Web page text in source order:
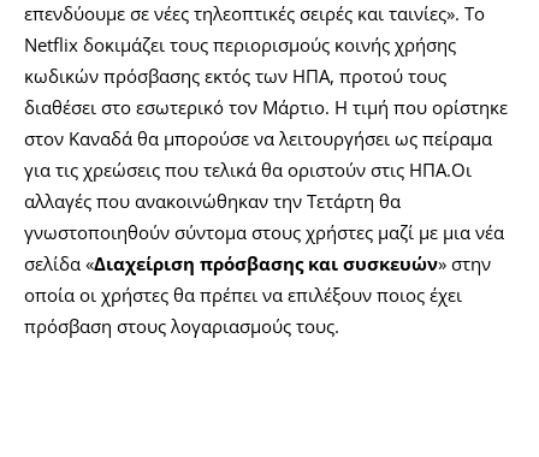
επενδύουμε σε νέες τηλεοπτικές σειρές και ταινίες». Το
Netflix δοκιμάζει τους περιορισμούς κοινής χρήσης
κωδικών πρόσβασης εκτός των ΗΠΑ, προτού τους
διαθέσει στο εσωτερικό τον Μάρτιο. Η τιμή που ορίστηκε
στον Καναδά θα μπορούσε να λειτουργήσει ως πείραμα
για τις χρεώσεις που τελικά θα οριστούν στις ΗΠΑ.Οι
αλλαγές που ανακοινώθηκαν την Τετάρτη θα
γνωστοποιηθούν σύντομα στους χρήστες μαζί με μια νέα
σελίδα «Διαχείριση πρόσβασης και συσκευών» στην
οποία οι χρήστες θα πρέπει να επιλέξουν ποιος έχει
πρόσβαση στους λογαριασμούς τους.